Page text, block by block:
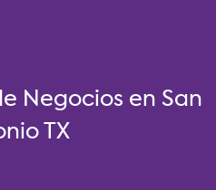
Negocios en San
TX